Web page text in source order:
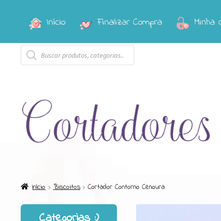
Pular
navegação
Pular
conteúdo
Início Finalizar Compra Minha
Pesquisar
produtos
Início Biscoitos Cortador Contorno Cenoura